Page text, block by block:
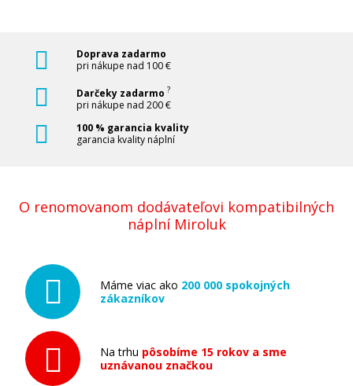
78,90 €
Brother TN-320C (Azúrový)
Doprava zadarmo
pri nákupe nad 100 €
Darčeky zadarmo ?
pri nákupe nad 200 €
100 % garancia kvality
garancia kvality náplní
O renomovanom dodávateľovi kompatibilných
náplní Miroluk
Máme viac ako 200 000 spokojných
zákazníkov
Na trhu pôsobíme 15 rokov a sme
uznávanou značkou